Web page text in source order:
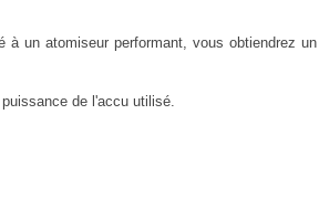
à un atomiseur performant, vous obtiendrez
de l'accu utilisé.